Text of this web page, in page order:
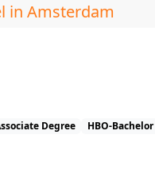
in Amsterdam
Degree
HBO-Bachelor